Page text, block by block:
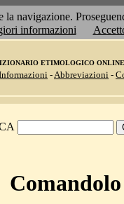
navigazione.
informazioni
ETIMOLOGICO ONLINE
-Abbreviazioni -
Comandolo